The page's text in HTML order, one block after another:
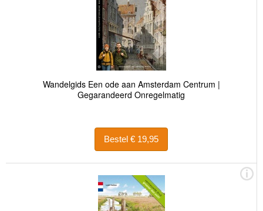
Wandelgids Een ode aan Amsterdam Centrum |
Gegarandeerd Onregelmatig
Bestel € 19,95